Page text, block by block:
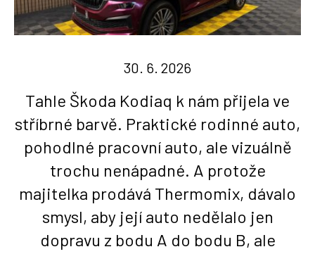
30. 6. 2026
Tahle Škoda Kodiaq k nám přijela ve
stříbrné barvě. Praktické rodinné auto,
pohodlné pracovní auto, ale vizuálně
trochu nenápadné. A protože
majitelka prodává Thermomix, dávalo
smysl, aby její auto nedělalo jen
dopravu z bodu A do bodu B, ale